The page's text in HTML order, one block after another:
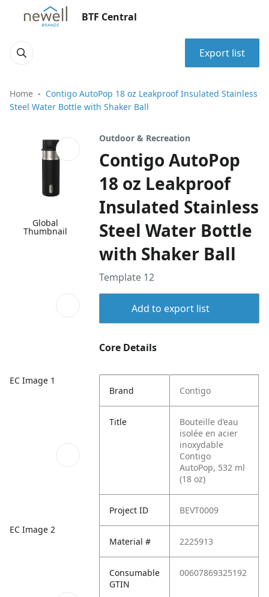
BTF Central
Export list
Home
Contigo AutoPop 18 oz Leakproof Insulated Stainless
Steel Water Bottle with Shaker Ball
Global
Thumbnail
EC Image 1
EC Image 2
Outdoor & Recreation
Contigo AutoPop
18 oz Leakproof
Insulated Stainless
Steel Water Bottle
with Shaker Ball
Template 12
Add to export list
Core Details
Brand Contigo
Title
Bouteille d’eau
isolée en acier
inoxydable
Contigo
AutoPop, 532 ml
(18 oz)
Project ID BEVT0009
Material # 2225913
Consumable
GTIN
00607869325192